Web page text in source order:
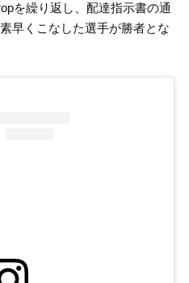
を繰り返し、配達指示書の通
早くこなした選手が勝者とな